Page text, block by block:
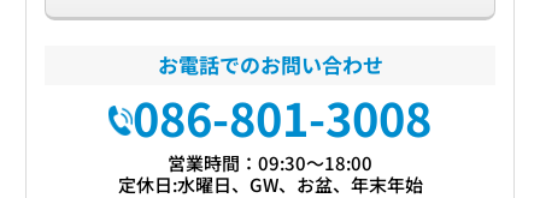
お電話でのお問い合わせ
086-801-3008
営業時間：09:30〜18:00
定休日:水曜日、GW、お盆、年末年始